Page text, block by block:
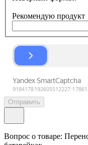
Рекомендую продукт
Отправить
Вопрос о товаре: